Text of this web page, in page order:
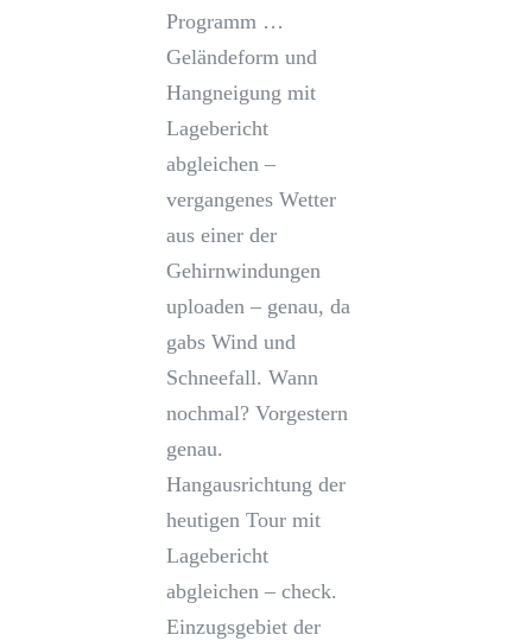
Programm …
Geländeform und
Hangneigung mit
Lagebericht
abgleichen –
vergangenes Wetter
aus einer der
Gehirnwindungen
uploaden – genau, da
gabs Wind und
Schneefall. Wann
nochmal? Vorgestern
genau.
Hangausrichtung der
heutigen Tour mit
Lagebericht
abgleichen – check.
Einzugsgebiet der